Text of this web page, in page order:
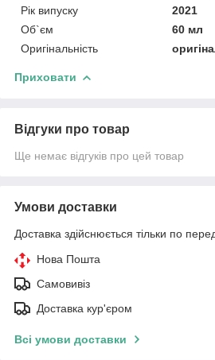
Рік випуску
2021
Об`єм
60 мл
Оригінальність
Приховати
Відгуки про товар
Ще немає відгуків про цей товар
Умови доставки
Доставка здійснюється тільки по
Нова Пошта
Самовивіз
Доставка кур'єром
Всі умови доставки